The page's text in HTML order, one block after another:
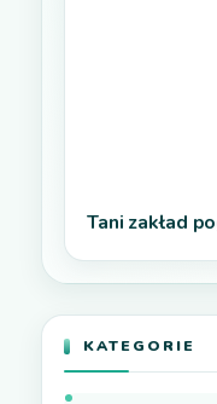
Tani zakład
KATEGORIE